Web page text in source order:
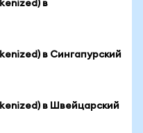
в
в Сингапурский
в Швейцарский